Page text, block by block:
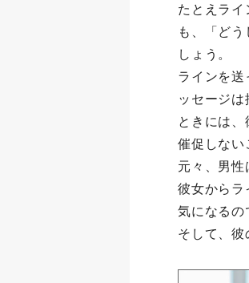
たとえラ
も、「ど
しょう。
ラインを
ッセージは
ときには
催促しない
元々、男性
彼女からラ
気になるの
そして、彼